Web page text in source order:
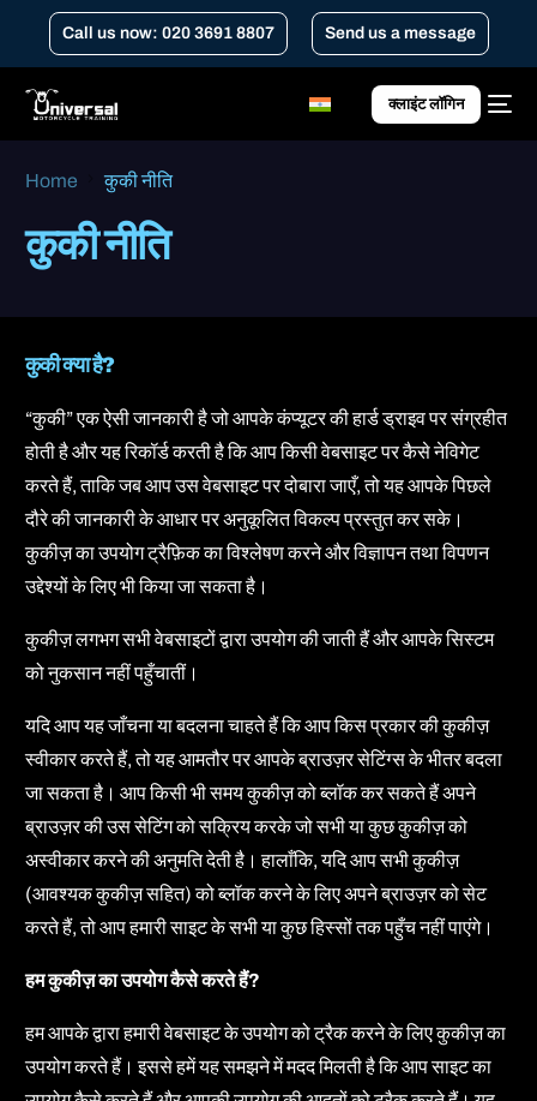
Call us now: 020 3691 8807 Send us a message
क्लाइंट लॉगिन
Home कुकी नीति
कुकी नीति
कुकी क्या है?
“कुकी” एक ऐसी जानकारी है जो आपके कंप्यूटर की हार्ड ड्राइव पर संग्रहीत
होती है और यह रिकॉर्ड करती है कि आप किसी वेबसाइट पर कैसे नेविगेट
करते हैं, ताकि जब आप उस वेबसाइट पर दोबारा जाएँ, तो यह आपके पिछले
दौरे की जानकारी के आधार पर अनुकूलित विकल्प प्रस्तुत कर सके।
कुकीज़ का उपयोग ट्रैफ़िक का विश्लेषण करने और विज्ञापन तथा विपणन
उद्देश्यों के लिए भी किया जा सकता है।
कुकीज़ लगभग सभी वेबसाइटों द्वारा उपयोग की जाती हैं और आपके सिस्टम
को नुकसान नहीं पहुँचातीं।
यदि आप यह जाँचना या बदलना चाहते हैं कि आप किस प्रकार की कुकीज़
स्वीकार करते हैं, तो यह आमतौर पर आपके ब्राउज़र सेटिंग्स के भीतर बदला
जा सकता है। आप किसी भी समय कुकीज़ को ब्लॉक कर सकते हैं अपने
ब्राउज़र की उस सेटिंग को सक्रिय करके जो सभी या कुछ कुकीज़ को
अस्वीकार करने की अनुमति देती है। हालाँकि, यदि आप सभी कुकीज़
(आवश्यक कुकीज़ सहित) को ब्लॉक करने के लिए अपने ब्राउज़र को सेट
करते हैं, तो आप हमारी साइट के सभी या कुछ हिस्सों तक पहुँच नहीं पाएंगे।
हम कुकीज़ का उपयोग कैसे करते हैं?
हम आपके द्वारा हमारी वेबसाइट के उपयोग को ट्रैक करने के लिए कुकीज़ का
उपयोग करते हैं। इससे हमें यह समझने में मदद मिलती है कि आप साइट का